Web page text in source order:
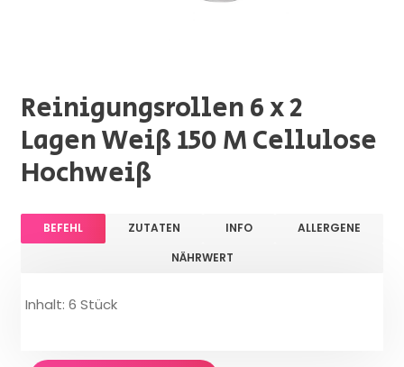
Reinigungsrollen 6 x 2
Lagen Weiß 150 M Cellulose
Hochweiß
BEFEHL ZUTATEN INFO
ALLERGENE
NÄHRWERT
Inhalt: 6 Stück